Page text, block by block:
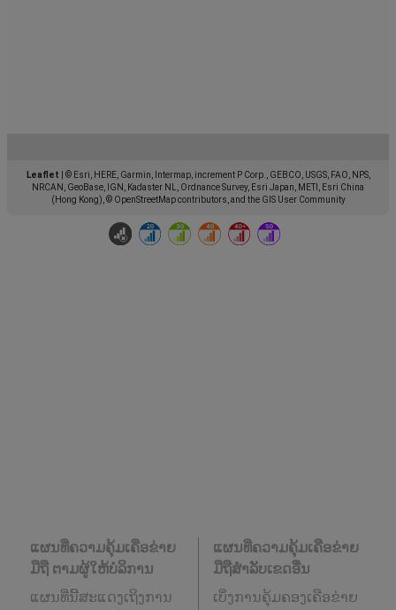
Leaflet
© Esri, HERE, Garmin, Intermap, increment P Corp., GEBCO, USGS, FAO, NPS,
NRCAN, GeoBase, IGN, Kadaster NL, Ordnance Survey, Esri Japan, METI, Esri China
(Hong Kong), © OpenStreetMap contributors, and the GIS User Community
ແຜນທີ່ຄວາມຄຸ້ມເຄືອຂ່າຍ
ມືຖື ຕາມຜູ້ໃຫ້ບໍລິການ
ແຜນທີ່ນີ້ສະແດງເຖິງການ
ແຜນທີ່ຄວາມຄຸ້ມເຄືອຂ່າຍ
ມືຖືສໍາລັບເຂດອື່ນ
ເບິ່ງການຄຸ້ມຄອງເຄືອຂ່າຍ